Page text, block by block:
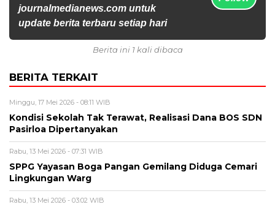
journalmedianews.com untuk
update berita terbaru setiap hari
Berita ini 1 kali dibaca
BERITA TERKAIT
Minggu, 17 Mei 2026 - 08:11 WIB
Kondisi Sekolah Tak Terawat, Realisasi Dana BOS SDN
Pasirloa Dipertanyakan
Rabu, 13 Mei 2026 - 07:31 WIB
SPPG Yayasan Boga Pangan Gemilang Diduga Cemari
Lingkungan Warg
Rabu, 13 Mei 2026 - 03:02 WIB